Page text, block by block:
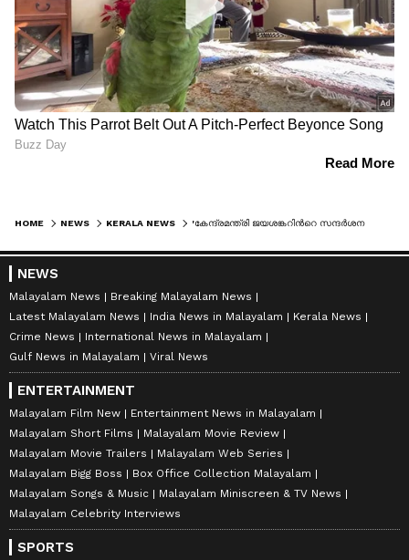
HOME NEWS KERALA NEWS 'കേന്ദ്രമന്ത്രി ജയശങ്കറിന്‍റെ സന്ദര്‍ശനത്തില്‍ മുഖ്യമന്ത്രിയുടെ അസ്വസ്ഥത ഭയം കൊണ്ട് ': കെ സുരേന്ദ്രന്‍
NEWS
Malayalam News
Breaking Malayalam News
Latest Malayalam News
India News in Malayalam
Kerala News
Crime News
International News in Malayalam
Gulf News in Malayalam
Viral News
ENTERTAINMENT
Malayalam Film New
Entertainment News in Malayalam
Malayalam Short Films
Malayalam Movie Review
Malayalam Movie Trailers
Malayalam Web Series
Malayalam Bigg Boss
Box Office Collection Malayalam
Malayalam Songs & Music
Malayalam Miniscreen & TV News
Malayalam Celebrity Interviews
SPORTS